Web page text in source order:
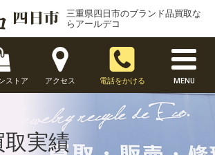
三重県四日市のブランド品買取な
らアールデコ
ストア アクセス 電話をかける MENU
実績